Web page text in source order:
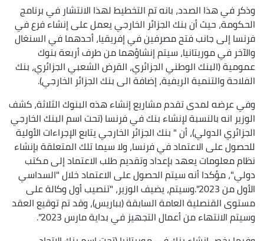
وذكر في هذا الصدد، بانه تم التخطيط لهذا الانتشار في برنامج
الحكومة، حيث أن بنك الجزائر الخارجي يعمل على إنشاء فرع في
فرنسا إلى جانب فتح مصرفين في إفريقيا، أحدهما في السنغال
والآخر في موريتانيا، سيتم إنشاؤهما من طرف أربعة بنوك
عمومية (البنك الوطني الجزائري، القرض الشعبي الجزائري، بنك
الفلاحة والتنمية الريفية، إضافة الى بنك الجزائر الخارجي).
وفي عرضه لمدى تقدم مشاريع إنشاء هذه البنوك الثلاثة، كشف
الوزير انه بالنسبة لإنشاء بنك في فرنسا (تحت اسم البنك الخارجي
الجزائري الدولي)، أن " بنك الجزائر الخارجي يتابع الإجراءات الأولية
للحصول على الاعتماد في فرنسا، ولا سيما تلك المتعلقة بإنشاء
نظام معلومات يعهد بإعداد وتقديم طلب الاعتماد إلى مكتب
دولي"، مؤكدا أنه سيتم الحصول على الاعتماد خلال "السداسي
الأول من 2023".وسيتم، يضيف الوزير، "تنصيب أول وكالة على
مستوى القنصلية العامة السابقة (بباريس)، وقد تم توقيع العقد
وسيتم الانتهاء من أعمال التجهيز في بداية مارس 2023".